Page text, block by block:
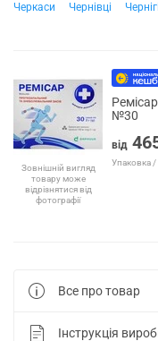
Черкаси
Чернівці
Зовнішній вигляд
товару може
відрізнятися від
фотографії
№30
від
Упаковка /
Все про товар
Інструкція